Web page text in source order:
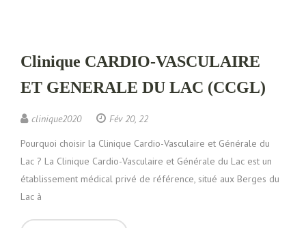
Clinique CARDIO-VASCULAIRE
ET GENERALE DU LAC (CCGL)
clinique2020
Fév 20, 22
Pourquoi choisir la Clinique Cardio-Vasculaire et Générale du
Lac ? La Clinique Cardio-Vasculaire et Générale du Lac est un
établissement médical privé de référence, situé aux Berges du
Lac à